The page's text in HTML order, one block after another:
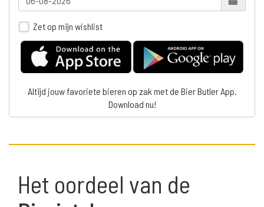
Zet op mijn wishlist
Altijd jouw favoriete bieren op zak met de Bier Butler App.
Download nu!
Het oordeel van de